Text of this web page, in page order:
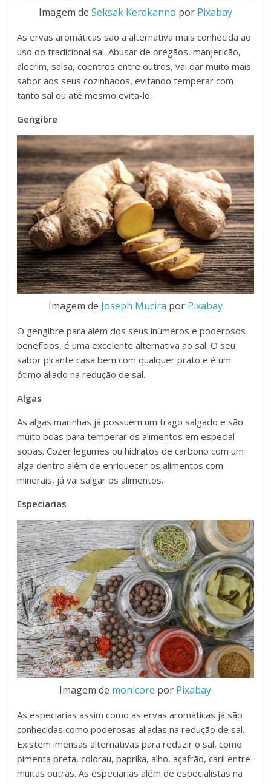
Imagem de Seksak Kerdkanno por Pixabay
As ervas aromáticas são a alternativa mais conhecida ao
uso do tradicional sal. Abusar de orégãos, manjericão,
alecrim, salsa, coentros entre outros, vai dar muito mais
sabor aos seus cozinhados, evitando temperar com
tanto sal ou até mesmo evita-lo.
Gengibre
Imagem de Joseph Mucira por Pixabay
O gengibre para além dos seus inúmeros e poderosos
benefícios, é uma excelente alternativa ao sal. O seu
sabor picante casa bem com qualquer prato e é um
ótimo aliado na redução de sal.
Algas
As algas marinhas já possuem um trago salgado e são
muito boas para temperar os alimentos em especial
sopas. Cozer legumes ou hidratos de carbono com um
alga dentro além de enriquecer os alimentos com
minerais, já vai salgar os alimentos.
Especiarias
Imagem de monicore por Pixabay
As especiarias assim como as ervas aromáticas já são
conhecidas como poderosas aliadas na redução de sal.
Existem imensas alternativas para reduzir o sal, como
pimenta preta, colorau, paprika, alho, açafrão, caril entre
muitas outras. As especiarias além de especialistas na